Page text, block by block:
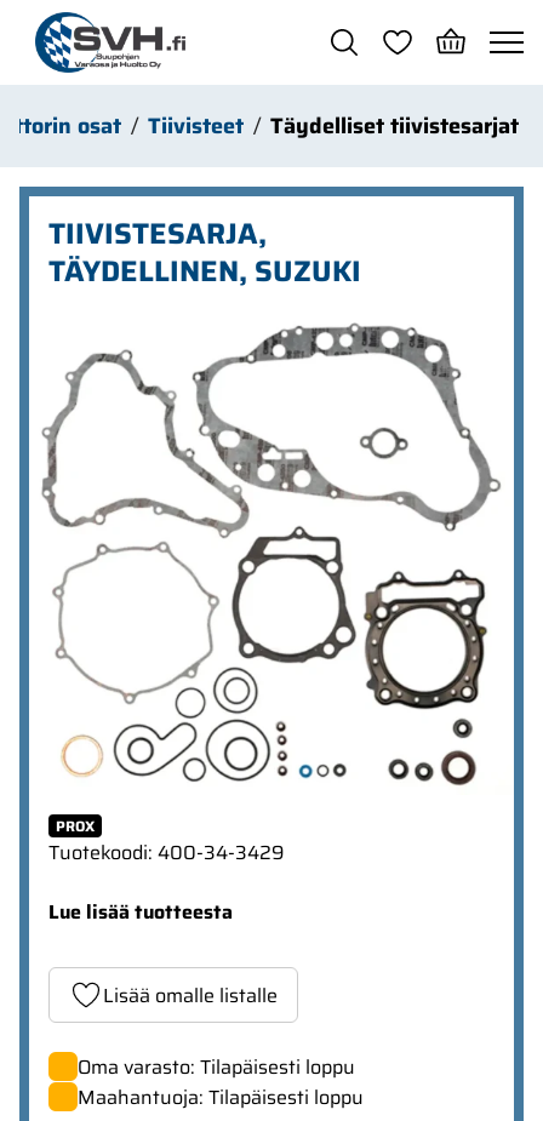
Siirry pääsisältöön
osat Tiivisteet Täydelliset tiivistesarjat
TIIVISTESARJA,
TÄYDELLINEN, SUZUKI
PROX
Tuotekoodi: 400-34-3429
Lue lisää tuotteesta
Lisää omalle listalle
Oma varasto: Tilapäisesti loppu
Maahantuoja: Tilapäisesti loppu